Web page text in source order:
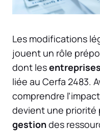
Les modifications
jouent un rôle
dont lesentreprises
liée au Cerfa 2483.
comprendre
devient une priorité
gestiondes